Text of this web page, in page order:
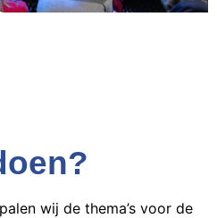
wij de thema’s voor de